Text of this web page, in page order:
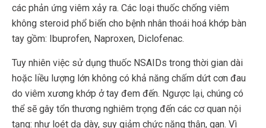
các phản ứng viêm xảy ra. Các loại thuốc chống viêm
không steroid phổ biến cho bệnh nhân thoái hoá khớp bàn
tay gồm: Ibuprofen, Naproxen, Diclofenac.
Tuy nhiên việc sử dụng thuốc NSAIDs trong thời gian dài
hoặc liều lượng lớn không có khả năng chấm dứt cơn đau
do viêm xương khớp ở tay đem đến. Ngược lại, chúng có
thể sẽ gây tổn thương nghiêm trọng đến các cơ quan nội
tạng: như loét dạ dày, suy giảm chức năng thận, gan. Vì